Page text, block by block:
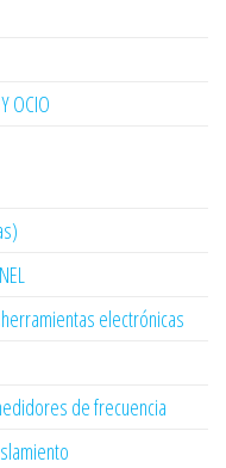
OCIO
electrónicas
de frecuencia